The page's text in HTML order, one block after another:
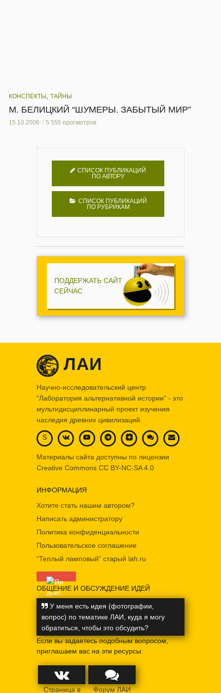
КОНСПЕКТЫ ТАЙНЫ
М. БЕЛИЦКИЙ “ШУМЕРЫ. ЗАБЫТЫЙ МИР”
15.10.2006 5 555 просмотров
СПИСОК ПУБЛИКАЦИЙ
ПО АВТОРУ
СПИСОК ПУБЛИКАЦИЙ
ПО РУБРИКАМ
ПОДДЕРЖАТЬ САЙТ
СЕЙЧАС
ЛАИ
Научно-исследовательский центр
"Лаборатория альтернативной истории" - это
мультидисциплинарный проект изучения
наследия древних цивилизаций.
S
Материалы сайта доступны по лицензии
Creative Commons CC BY-NC-SA 4.0
ИНФОРМАЦИЯ
Хотите стать нашим автором?
Написать администратору
Политика конфиденциальности
Пользовательское соглашение
“Теплый ламповый” старый lah.ru
ОБЩЕНИЕ И ОБСУЖДЕНИЕ ИДЕЙ
У меня есть идея (фотографии,
вопрос) по тематике ЛАИ, куда я могу
обратиться, чтобы это обсудить?
Если вы задаетесь подобным вопросом,
приглашаем вас на эти ресурсы:
Страница в Форум ЛАИ